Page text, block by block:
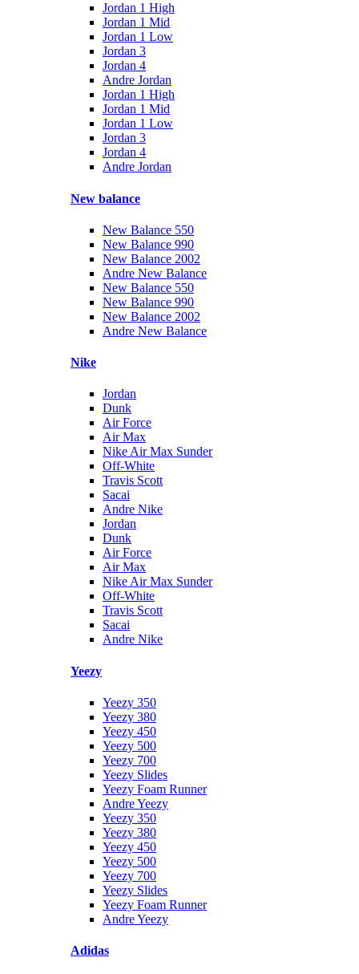
Jordan 1 High
Jordan 1 Mid
Jordan 1 Low
Jordan 3
Jordan 4
Andre Jordan
Jordan 1 High
Jordan 1 Mid
Jordan 1 Low
Jordan 3
Jordan 4
Andre Jordan
New balance
New Balance 550
New Balance 990
New Balance 2002
Andre New Balance
New Balance 550
New Balance 990
New Balance 2002
Andre New Balance
Nike
Jordan
Dunk
Air Force
Air Max
Nike Air Max Sunder
Off-White
Travis Scott
Sacai
Andre Nike
Jordan
Dunk
Air Force
Air Max
Nike Air Max Sunder
Off-White
Travis Scott
Sacai
Andre Nike
Yeezy
Yeezy 350
Yeezy 380
Yeezy 450
Yeezy 500
Yeezy 700
Yeezy Slides
Yeezy Foam Runner
Andre Yeezy
Yeezy 350
Yeezy 380
Yeezy 450
Yeezy 500
Yeezy 700
Yeezy Slides
Yeezy Foam Runner
Andre Yeezy
Adidas